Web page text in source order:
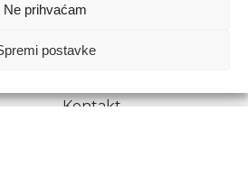
Ne prihvaćam
postavke
je uz navođenje izvora.
Kontakt